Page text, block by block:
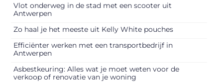
Vlot onderweg in de stad met een scooter uit
Antwerpen
Zo haal je het meeste uit Kelly White pouches
Efficiënter werken met een transportbedrijf in
Antwerpen
Asbestkeuring: Alles wat je moet weten voor de
verkoop of renovatie van je woning